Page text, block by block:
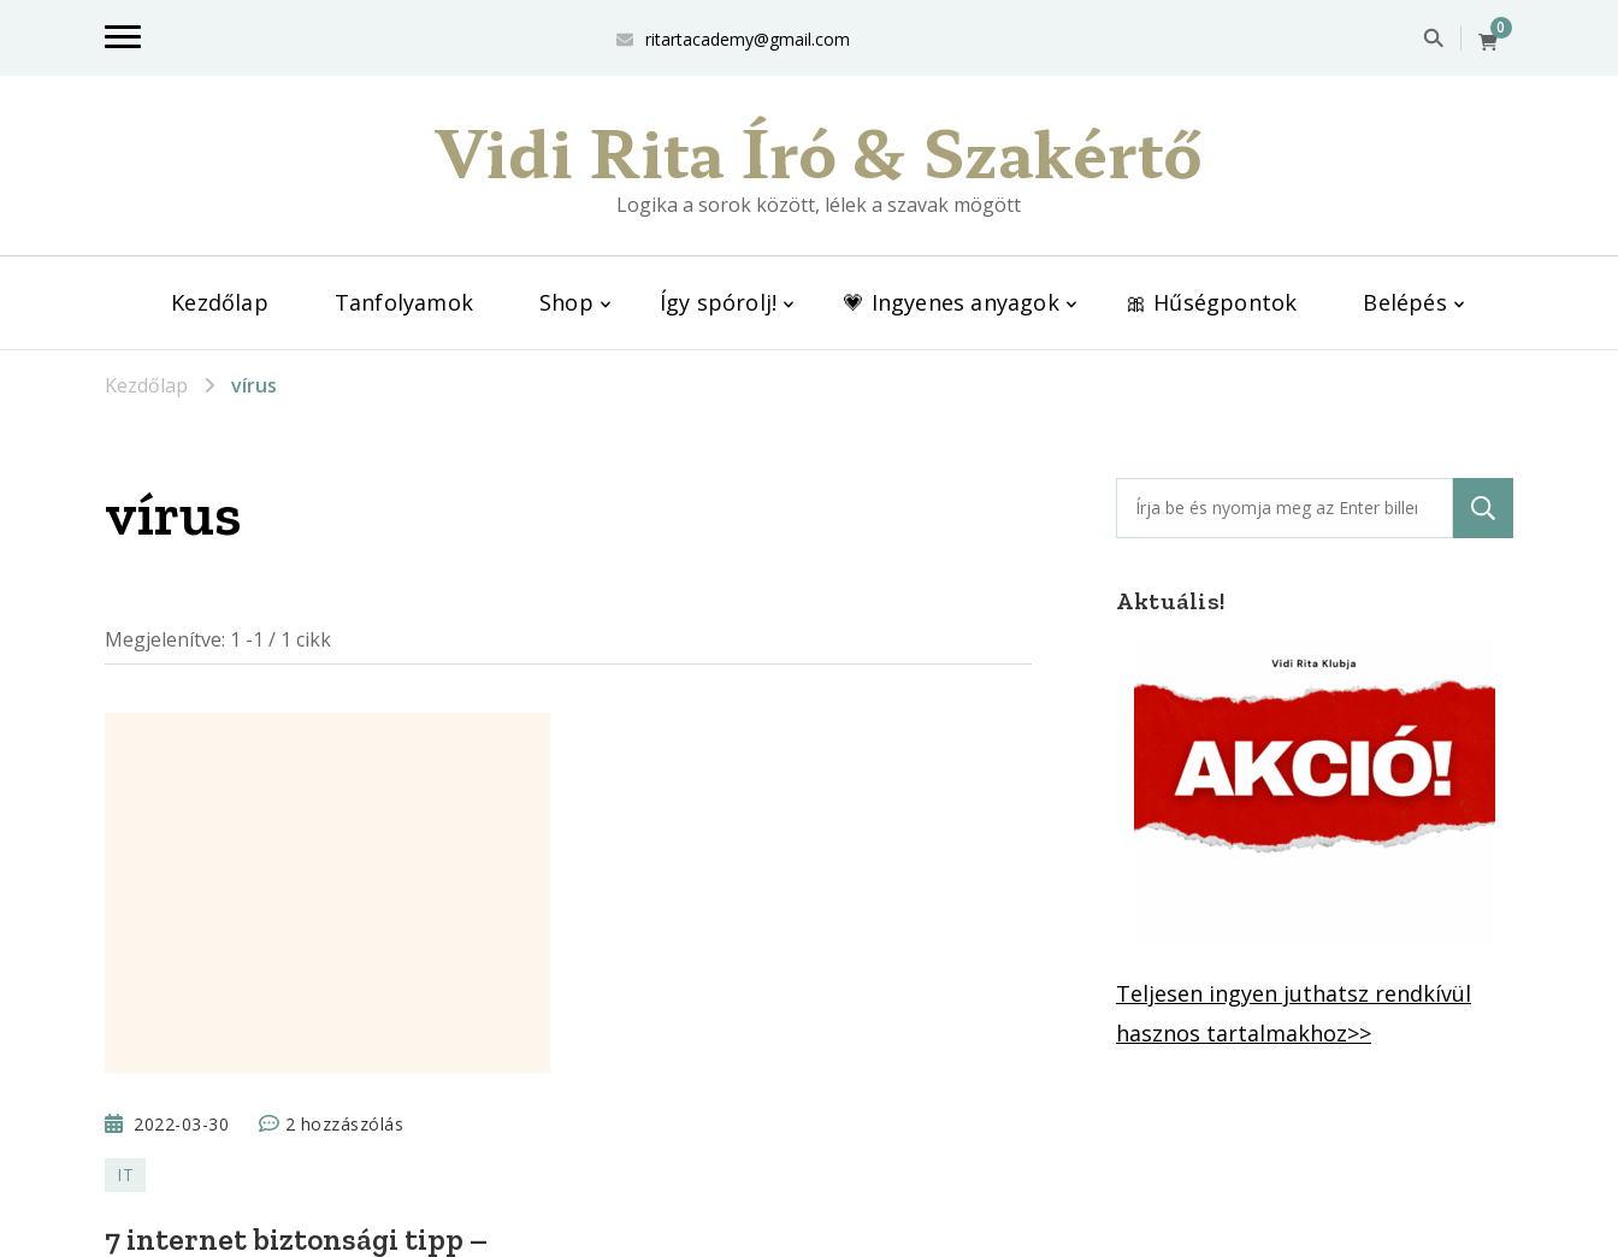
ritartacademy@gmail.com
0
Vidi Rita Író & Szakértő
Logika a sorok között, lélek a szavak mögött
Kezdőlap Tanfolyamok Shop Így spórolj! 💗 Ingyenes anyagok 🎀 Hűségpontok Belépés
Kezdőlap vírus
vírus
Megjelenítve: 1 -1 / 1 cikk
2022-03-30 2 hozzászólás
–
IT
7 internet biztonsági tipp –
Keresés:
Aktuális!
Teljesen ingyen juthatsz rendkívül
hasznos tartalmakhoz>>